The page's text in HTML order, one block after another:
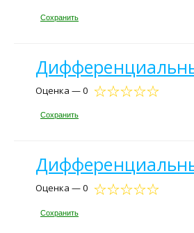
Сохранить
Оценка — 0
Сохранить
Оценка — 0
Сохранить